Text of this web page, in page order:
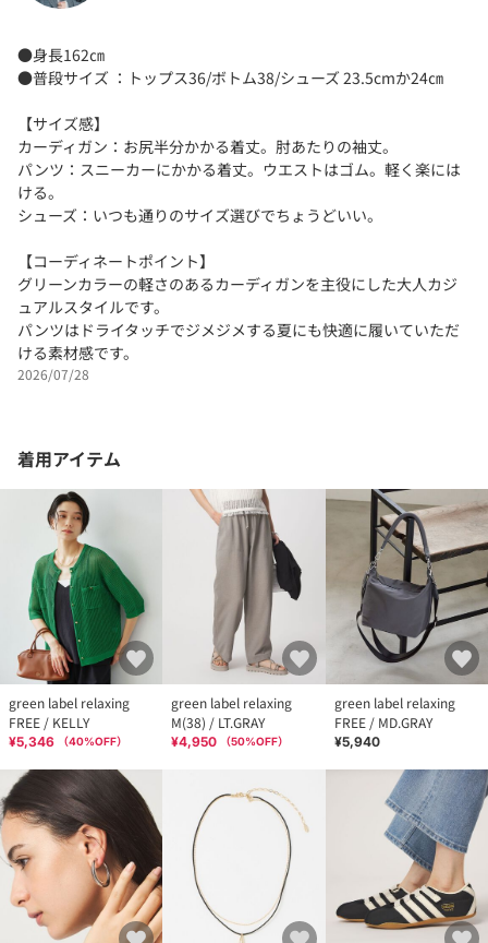
●身長162㎝
●普段サイズ ：トップス36/ボトム38/シューズ 23.5cmか24㎝
【サイズ感】
カーディガン：お尻半分かかる着丈。肘あたりの袖丈。
パンツ：スニーカーにかかる着丈。ウエストはゴム。軽く楽には
ける。
シューズ：いつも通りのサイズ選びでちょうどいい。
【コーディネートポイント】
グリーンカラーの軽さのあるカーディガンを主役にした大人カジ
ュアルスタイルです。
パンツはドライタッチでジメジメする夏にも快適に履いていただ
ける素材感です。
2026/07/28
着用アイテム
green label relaxing
FREE / KELLY
¥5,346 （40%OFF）
green label relaxing
M(38) / LT.GRAY
¥4,950 （50%OFF）
green label relaxing
FREE / MD.GRAY
¥5,940